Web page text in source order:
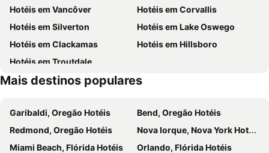
Hotéis em Vancôver
Hotéis em Corvallis
Hotéis em Silverton
Hotéis em Lake Oswego
Hotéis em Clackamas
Hotéis em Hillsboro
Hotéis em Troutdale
Mais destinos populares
Garibaldi, Oregão Hotéis
Bend, Oregão Hotéis
Redmond, Oregão Hotéis
Nova Iorque, Nova York Hotéis
Miami Beach, Flórida Hotéis
Orlando, Flórida Hotéis